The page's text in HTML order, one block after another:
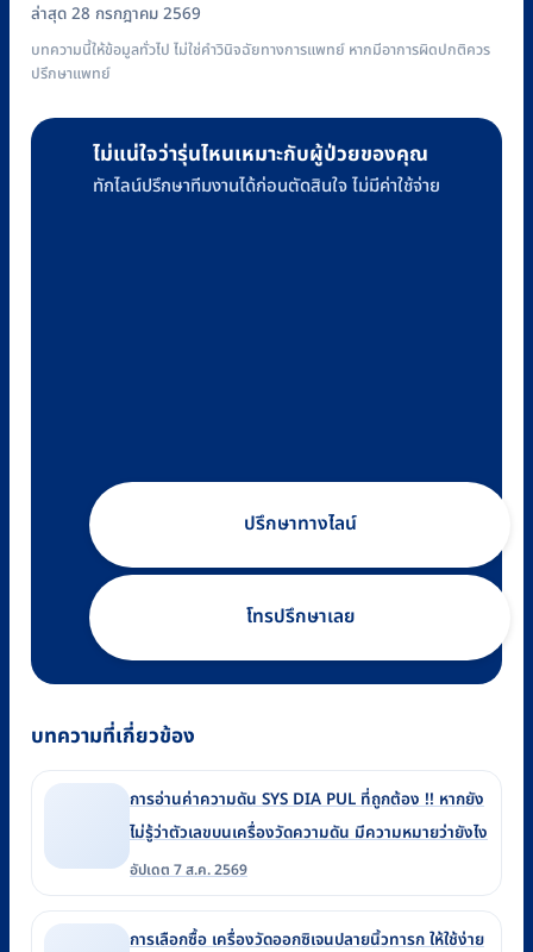
ล่าสุด 28 กรกฎาคม 2569
บทความนี้ให้ข้อมูลทั่วไป ไม่ใช่คำวินิจฉัยทางการแพทย์ หากมีอาการผิดปกติควร
ปรึกษาแพทย์
ไม่แน่ใจว่ารุ่นไหนเหมาะกับผู้ป่วยของคุณ
ทักไลน์ปรึกษาทีมงานได้ก่อนตัดสินใจ ไม่มีค่าใช้จ่าย
ปรึกษาทางไลน์
โทรปรึกษาเลย
บทความที่เกี่ยวข้อง
การอ่านค่าความดัน SYS DIA PUL ที่ถูกต้อง !! หากยัง
ไม่รู้ว่าตัวเลขบนเครื่องวัดความดัน มีความหมายว่ายังไง
อัปเดต 7 ส.ค. 2569
การเลือกซื้อ เครื่องวัดออกซิเจนปลายนิ้วทารก ให้ใช้ง่าย